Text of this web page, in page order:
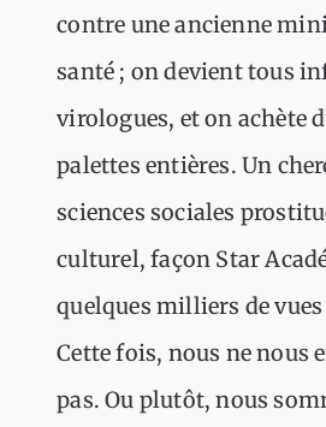
contre une ancienne
santé ; on devient tous
virologues, et on achète
palettes entières. Un
sciences sociales
culturel, façon Star
quelques milliers de
Cette fois, nous ne nous
pas. Ou plutôt, nous